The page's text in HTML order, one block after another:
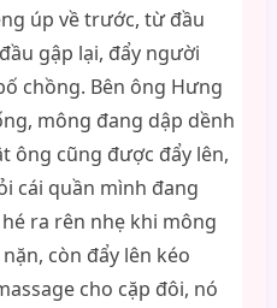
úp về trước, từ đầu
gập lại, đẩy người
chồng. Bên ông Hưng
mông đang dập dềnh
ông cũng được đẩy lên,
cái quần mình đang
ra rên nhẹ khi mông
còn đẩy lên kéo
cho cặp đôi, nó